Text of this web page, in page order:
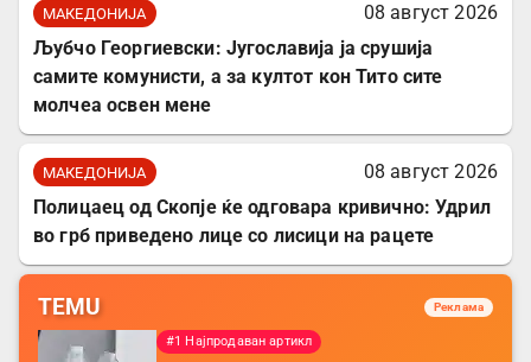
МАКЕДОНИЈА
08 август 2026
Љубчо Георгиевски: Југославија ја срушија
самите комунисти, а за култот кон Тито сите
молчеа освен мене
МАКЕДОНИЈА
08 август 2026
Полицаец од Скопје ќе одговара кривично: Удрил
во грб приведено лице со лисици на рацете
TEMU Реклама
#1 Најпродаван артикл